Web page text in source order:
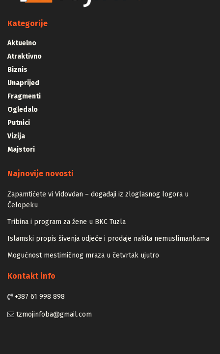
Kategorije
Aktuelno
Atraktivno
Biznis
Unaprijed
Fragmenti
Ogledalo
Putnici
Vizija
Majstori
Najnovije novosti
Zapamtićete vi Vidovdan – događaji iz zloglasnog logora u
Čelopeku
Tribina i program za žene u BKC Tuzla
Islamski propis šivenja odjeće i prodaje nakita nemuslimankama
Mogućnost mestimičnog mraza u četvrtak ujutro
Kontakt info
+387 61 998 898
tzmojinfoba@gmail.com